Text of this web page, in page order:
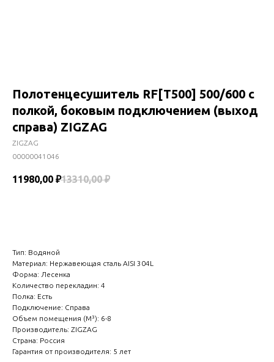
Полотенцесушитель RF[T500] 500/600 с
полкой, боковым подключением (выход
справа) ZIGZAG
ZIGZAG
00000041046
11980,00 ₽13310,00 ₽
Тип: Водяной
Материал: Нержавеющая сталь AISI 304L
Форма: Лесенка
Количество перекладин: 4
Полка: Есть
Подключение: Справа
Объем помещения (М³): 6-8
Производитель: ZIGZAG
Страна: Россия
Гарантия от производителя: 5 лет